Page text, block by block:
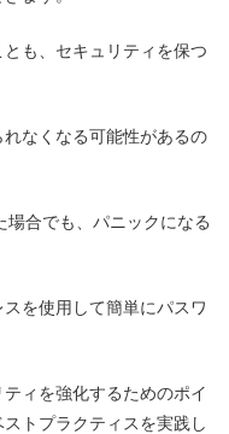
も、セキュリティを保つ
なくなる可能性があるの
合でも、パニックになる
を使用して簡単にパスワ
ィを強化するためのポイ
トプラクティスを実践し